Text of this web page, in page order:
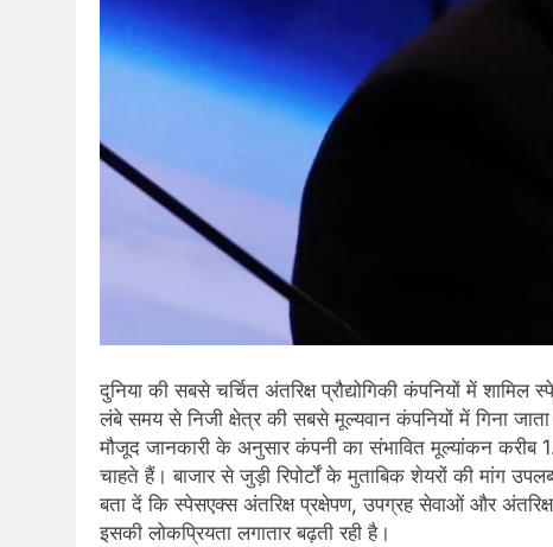
दुनिया की सबसे चर्चित अंतरिक्ष प्रौद्योगिकी कंपनियों में
लंबे समय से निजी क्षेत्र की सबसे मूल्यवान कंपनियों में गिना
मौजूद जानकारी के अनुसार कंपनी का संभावित मूल्यांकन
चाहते हैं। बाजार से जुड़ी रिपोर्टों के मुताबिक शेयरों की मांग
बता दें कि स्पेसएक्स अंतरिक्ष प्रक्षेपण, उपग्रह सेवाओं और
इसकी लोकप्रियता लगातार बढ़ती रही है।